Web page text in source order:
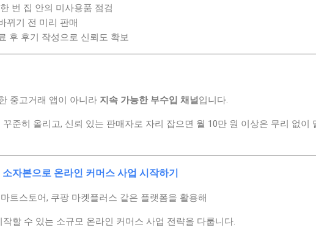
번 집 안의 미사용품 점검
뀌기 전 미리 판매
후 후기 작성으로 신뢰도 확보
중고거래 앱이 아니라 지속 가능한 부수입 채널 입니다.
꾸준히 올리고, 신뢰 있는 판매자로 자리 잡으면 월 10만 원 이상은 무리 없이
소자본으로 온라인 커머스 사업 시작하기
트스토어, 쿠팡 마켓플러스 같은 플랫폼을 활용해
작할 수 있는 소규모 온라인 커머스 사업 전략을 다룹니다.